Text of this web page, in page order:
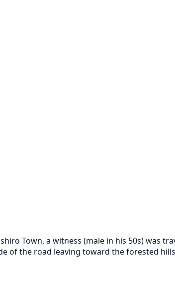
Town, a witness (male in his 50s) was
of the road leaving toward the forested